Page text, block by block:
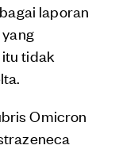
laporan
tidak
Omicron